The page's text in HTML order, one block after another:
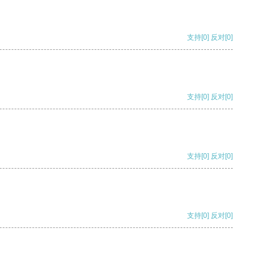
支持[0] 反对[0]
支持[0] 反对[0]
支持[0] 反对[0]
支持[0] 反对[0]